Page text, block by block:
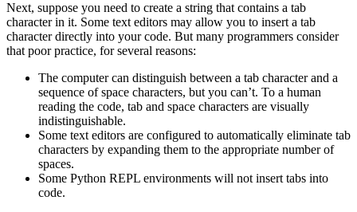
Next, suppose you need to create a string that contains a tab
character in it. Some text editors may allow you to insert a tab
character directly into your code. But many programmers consider
that poor practice, for several reasons:
The computer can distinguish between a tab character and a
sequence of space characters, but you can’t. To a human
reading the code, tab and space characters are visually
indistinguishable.
Some text editors are configured to automatically eliminate tab
characters by expanding them to the appropriate number of
spaces.
Some Python REPL environments will not insert tabs into
code.